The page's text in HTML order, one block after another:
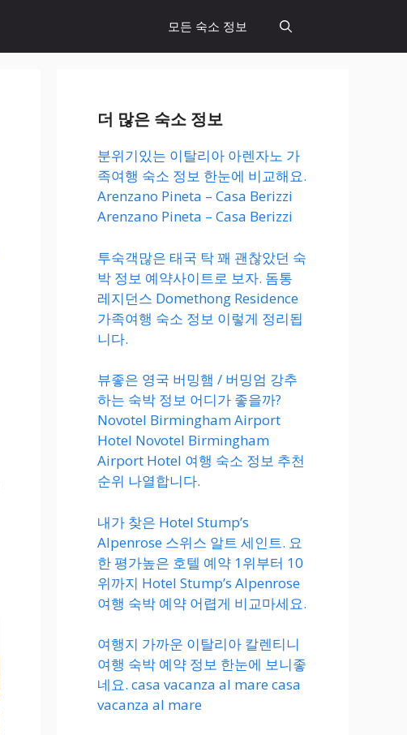
모든 숙소 정보
더 많은 숙소 정보
분위기있는 이탈리아 아렌자노 가
족여행 숙소 정보 한눈에 비교해요.
Arenzano Pineta – Casa Berizzi
Arenzano Pineta – Casa Berizzi
투숙객많은 태국 탁 꽤 괜찮았던 숙
박 정보 예약사이트로 보자. 돔통
레지던스 Domethong Residence
가족여행 숙소 정보 이렇게 정리됩
니다.
뷰좋은 영국 버밍햄 / 버밍엄 강추
하는 숙박 정보 어디가 좋을까?
Novotel Birmingham Airport
Hotel Novotel Birmingham
Airport Hotel 여행 숙소 정보 추천
순위 나열합니다.
내가 찾은 Hotel Stump’s
Alpenrose 스위스 알트 세인트. 요
한 평가높은 호텔 예약 1위부터 10
위까지 Hotel Stump’s Alpenrose
여행 숙박 예약 어렵게 비교마세요.
여행지 가까운 이탈리아 칼렌티니
여행 숙박 예약 정보 한눈에 보니좋
네요. casa vacanza al mare casa
vacanza al mare